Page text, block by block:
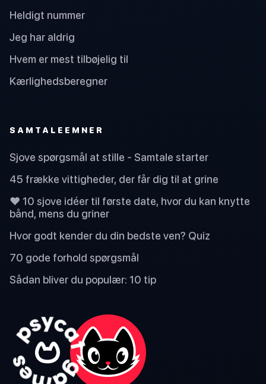
Heldigt nummer
Jeg har aldrig
Hvem er mest tilbøjelig til
Kærlighedsberegner
SAMTALEEMNER
Sjove spørgsmål at stille - Samtale starter
45 frække vittigheder, der får dig til at grine
❤️ 10 sjove idéer til første date, hvor du kan knytte
bånd, mens du griner
Hvor godt kender du din bedste ven? Quiz
70 gode forhold spørgsmål
Sådan bliver du populær: 10 tip